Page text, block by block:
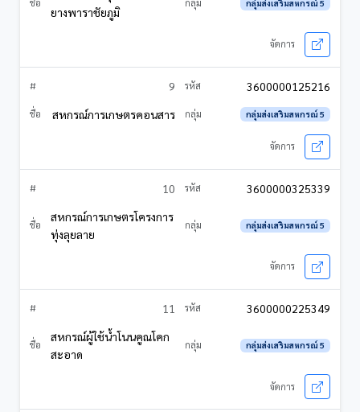
ยางพาราชัยภูมิ
กลุ่มส่งเสริมสหกรณ์ 5
9
3600000125216
สหกรณ์การเกษตรคอนสาร
กลุ่มส่งเสริมสหกรณ์ 5
10
3600000325339
สหกรณ์การเกษตรโครงการ
ทุ่งลุยลาย
กลุ่มส่งเสริมสหกรณ์ 5
11
3600000225349
สหกรณ์ผู้ใช้น้ำโนนคูณโคก
สะอาด
กลุ่มส่งเสริมสหกรณ์ 5